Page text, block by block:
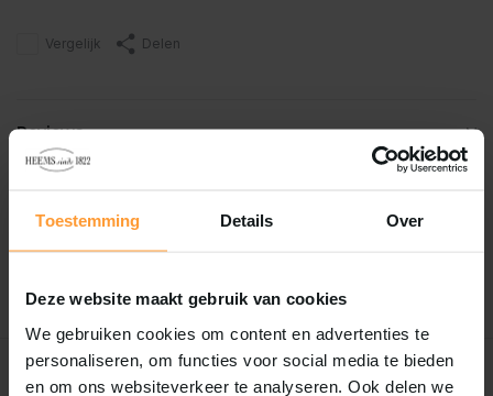
Toestemming Details Over
Deze website maakt gebruik van cookies
We gebruiken cookies om content en advertenties te
personaliseren, om functies voor social media te bieden
en om ons websiteverkeer te analyseren. Ook delen we
Vergelijk Delen
Reviews
Er zijn nog geen reviews geschreven over dit product..
Recent bekeken